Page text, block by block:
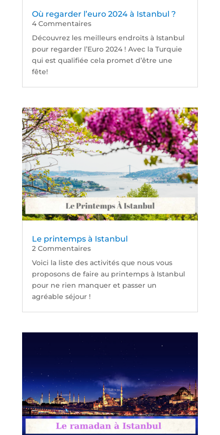
Où regarder l’euro 2024 à Istanbul ?
4 Commentaires
Découvrez les meilleurs endroits à Istanbul
pour regarder l’Euro 2024 ! Avec la Turquie
qui est qualifiée cela promet d’être une
fête!
Le printemps à Istanbul
2 Commentaires
Voici la liste des activités que nous vous
proposons de faire au printemps à Istanbul
pour ne rien manquer et passer un
agréable séjour !